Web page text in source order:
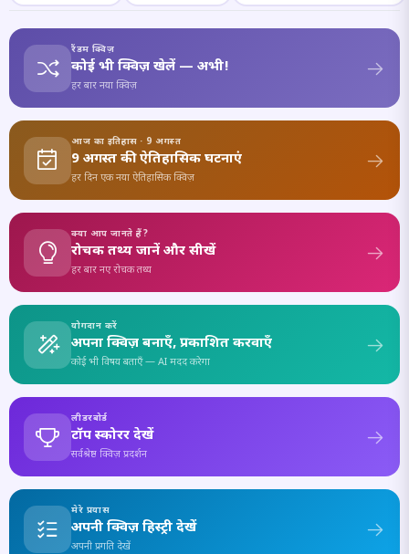
रैंडम क्विज़
कोई भी क्विज़ खेलें — अभी!
हर बार नया क्विज़
आज का इतिहास · 9 अगस्त
9 अगस्त की ऐतिहासिक घटनाएं
हर दिन एक नया ऐतिहासिक क्विज़
क्या आप जानते हैं?
रोचक तथ्य जानें और सीखें
हर बार नए रोचक तथ्य
योगदान करें
अपना क्विज़ बनाएँ, प्रकाशित करवाएँ
कोई भी विषय बताएँ — AI मदद करेगा
लीडरबोर्ड
टॉप स्कोरर देखें
सर्वश्रेष्ठ क्विज़ प्रदर्शन
मेरे प्रयास
अपनी क्विज़ हिस्ट्री देखें
अपनी प्रगति देखें